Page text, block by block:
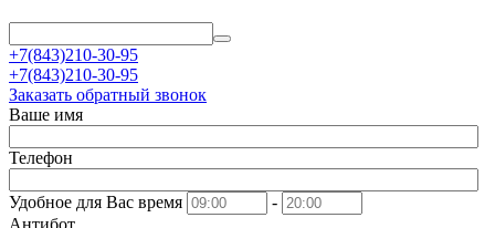
+7(843)210-30-95
+7(843)210-30-95
Заказать обратный звонок
Ваше имя
Телефон
Удобное для Вас время
-
Антибот